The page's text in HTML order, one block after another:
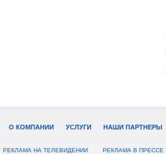
О КОМПАНИИ УСЛУГИ НАШИ ПАРТНЕРЫ
РЕКЛАМА НА ТЕЛЕВИДЕНИИ РЕКЛАМА В ПРЕССЕ